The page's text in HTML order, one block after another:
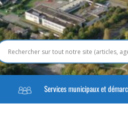
Services municipaux et